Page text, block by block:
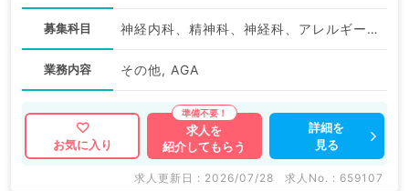
募集科目 神経内科、精神科、神経科、アレルギー科、リウマチ科、小児科、整形外科、形成外科、美容外科、脳神経外科、呼吸器外科、心臓血管外科、小児外科、皮膚科、泌尿器科、産婦人科、産科、婦人科、眼科、耳鼻咽喉科、気管食道科、放射線科、リハビリテーション科、麻酔科、ペインクリニック、人工透析科、緩和ケア科、一般内科、循環器内科、呼吸器内科、消化器内科、内分泌・代謝内科、腎臓内科、老年内科、血液内科、外科系全般、一般外科、消化器外科、乳腺外科、総合診療科、美容皮膚科、健診・人間ドック、救急科・ＩＣＵ、病理科、基礎医学系、膠原病科、スポーツ整形外科、大腸・肛門外科、産業医、脊髄・脊椎外科、科目不問
業務内容 その他, AGA
お気に入り
求人を
紹介してもらう
詳細を
見る
求人更新日 : 2026/07/28 求人No. : 659107